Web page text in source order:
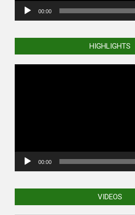
00:00
HIGHLIGHTS
00:00
VIDEOS